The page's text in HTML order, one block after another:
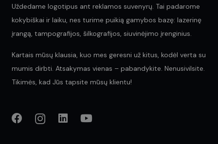
Uždedame logotipus ant reklamos suvenyrų. Tai padarome
kokybiškai ir laiku, nes turime puikią gamybos bazę: lazerinę
įrangą, tampografijos, šilkografijos, siuvinėjimo įrenginius.
Kartais mūsų klausia, kuo mes geresni už kitus, kodėl verta su
mumis dirbti. Atsakymas vienas – pabandykite. Nenusivilsite.
Tikimės, kad Jūs tapsite mūsų klientu!